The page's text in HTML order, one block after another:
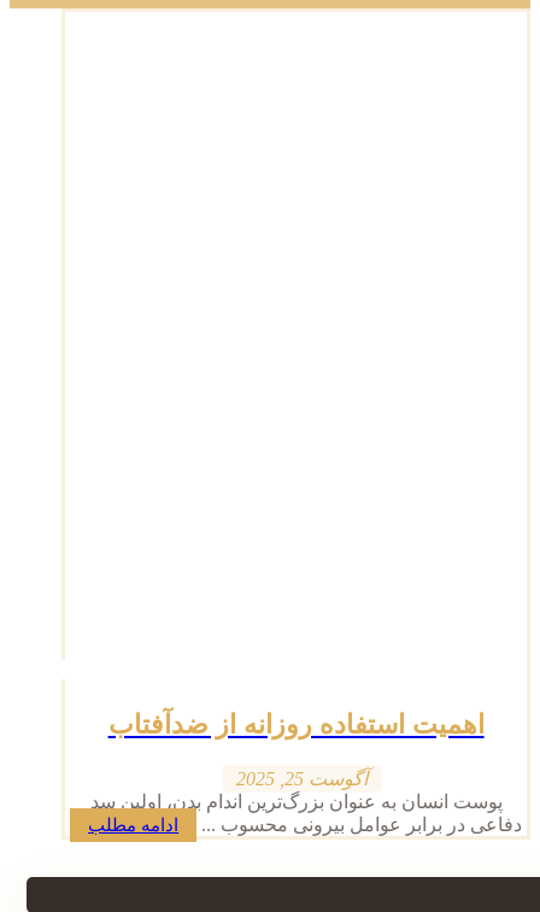
اهمیت استفاده روزانه از ضدآفتاب
آگوست 25, 2025
پوست انسان به عنوان بزرگ‌ترین اندام بدن، اولین سد
دفاعی در برابر عوامل بیرونی محسوب ...
ادامه مطلب